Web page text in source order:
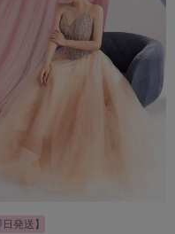
日発送】